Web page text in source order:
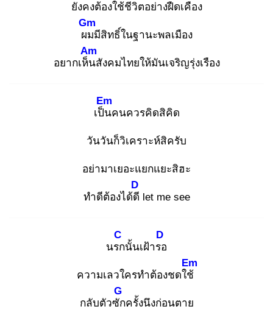
ยังคงต้องใช้ชีวิตอย่างฝืดเคือง
ผม
Gm
มีสิทธิ์ในฐานะพลเมือง
อยากเห็น
Am
สังคมไทยให้มันเจริญรุ่งเรือง
เป็น
Em
คนควรคิดสิคิด
วันวันก็วิเคราะห์สิครับ
อย่ามาเยอะแยกแยะสิฮะ
ทำดีต้องได้ดี
D
let me see
นรก
C
นั้นเฝ้ารอ
D
ความเลวใครทำต้องชดใช้
Em
กลับตัวซัก
G
ครั้งนึงก่อนตาย